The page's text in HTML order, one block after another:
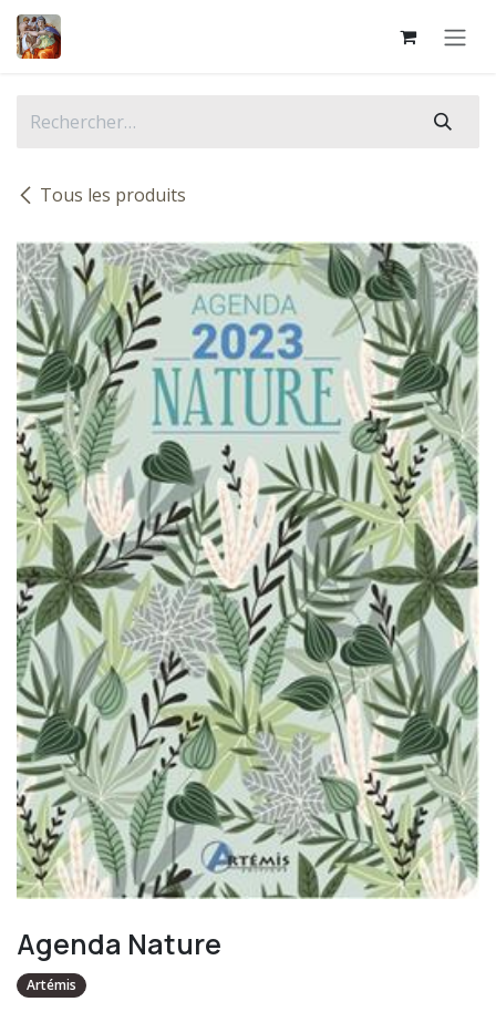
Se rendre au contenu
Tous les produits
Agenda Nature
Artémis